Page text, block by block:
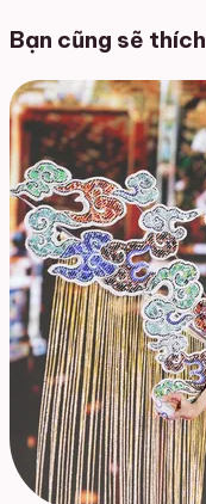
Bạn cũng sẽ thích